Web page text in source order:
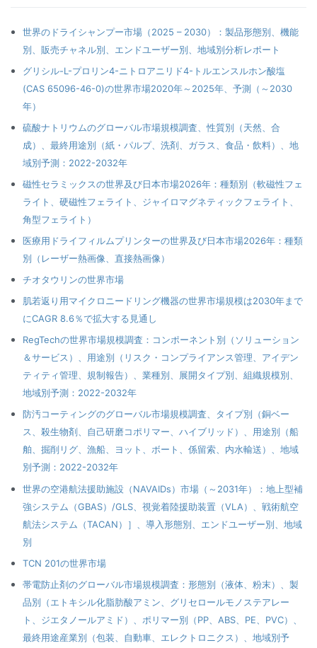
世界のドライシャンプー市場（2025 – 2030）：製品形態別、機能
別、販売チャネル別、エンドユーザー別、地域別分析レポート
グリシル-L-プロリン4-ニトロアニリド4-トルエンスルホン酸塩
(CAS 65096-46-0)の世界市場2020年～2025年、予測（～2030
年）
硫酸ナトリウムのグローバル市場規模調査、性質別（天然、合
成）、最終用途別（紙・パルプ、洗剤、ガラス、食品・飲料）、地
域別予測：2022-2032年
磁性セラミックスの世界及び日本市場2026年：種類別（軟磁性フェ
ライト、硬磁性フェライト、ジャイロマグネティックフェライト、
角型フェライト）
医療用ドライフィルムプリンターの世界及び日本市場2026年：種類
別（レーザー熱画像、直接熱画像）
チオタウリンの世界市場
肌若返り用マイクロニードリング機器の世界市場規模は2030年まで
にCAGR 8.6％で拡大する見通し
RegTechの世界市場規模調査：コンポーネント別（ソリューション
＆サービス）、用途別（リスク・コンプライアンス管理、アイデン
ティティ管理、規制報告）、業種別、展開タイプ別、組織規模別、
地域別予測：2022-2032年
防汚コーティングのグローバル市場規模調査、タイプ別（銅ベー
ス、殺生物剤、自己研磨コポリマー、ハイブリッド）、用途別（船
舶、掘削リグ、漁船、ヨット、ボート、係留索、内水輸送）、地域
別予測：2022-2032年
世界の空港航法援助施設（NAVAIDs）市場（～2031年）：地上型補
強システム（GBAS）/GLS、視覚着陸援助装置（VLA）、戦術航空
航法システム（TACAN）］、導入形態別、エンドユーザー別、地域
別
TCN 201の世界市場
帯電防止剤のグローバル市場規模調査：形態別（液体、粉末）、製
品別（エトキシル化脂肪酸アミン、グリセロールモノステアレー
ト、ジエタノールアミド）、ポリマー別（PP、ABS、PE、PVC）、
最終用途産業別（包装、自動車、エレクトロニクス）、地域別予